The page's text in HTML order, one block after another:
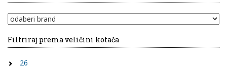
Filtriraj prema veličini kotača
26